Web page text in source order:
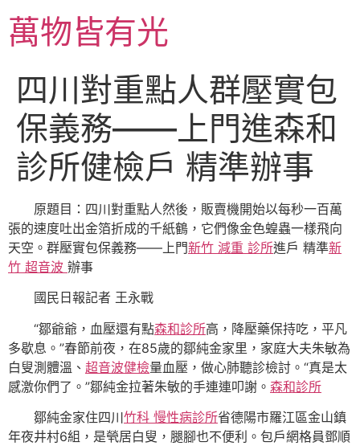
主萬物皆有光
四川對重點人群壓實包
保義務——上門進森和
診所健檢戶 精準辦事
原題目：四川對重點人然後，販賣機開始以每秒一百萬
張的速度吐出金箔折成的千紙鶴，它們像金色蝗蟲一樣飛向
天空。群壓實包保義務——上門新竹 減重 診所進戶 精準新
竹 超音波 辦事
國民日報記者 王永戰
“鄒爺爺，血壓還有點森和診所高，降壓藥保持吃，平凡
多歇息。”春節前夜，在85歲的鄒純金家里，家庭大夫朱敏為
白叟測體溫、 超音波健檢量血壓，做心肺聽診檢討。“真是太
感激你們了。”鄒純金拉著朱敏的手連連叩謝。 森和診所
鄒純金家住四川竹科 慢性病診所省德陽市羅江區金山鎮
年夜井村6組，是煢居白叟，腿腳也不便利。包戶網格員鄧順